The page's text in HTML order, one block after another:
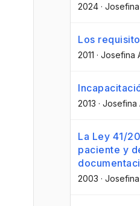
2024 ·
Los
2011 · Josefina
2013 · Josefina
La Ley 41/
paciente y
2003 ·